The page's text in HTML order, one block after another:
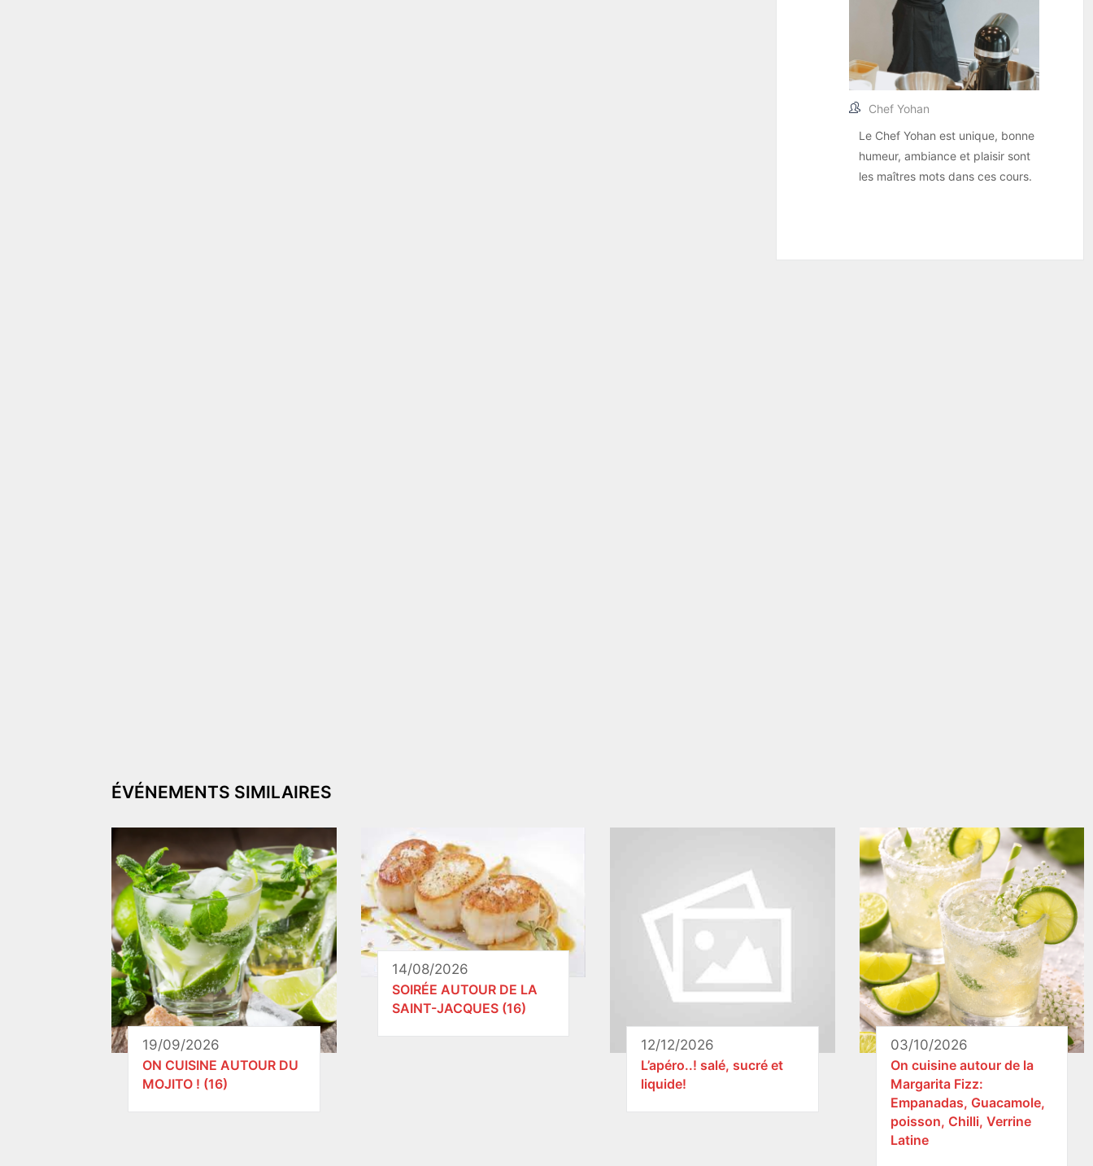
Chef Yohan
Le Chef Yohan est unique, bonne
humeur, ambiance et plaisir sont
les maîtres mots dans ces cours.
ÉVÉNEMENTS SIMILAIRES
19/09/2026
ON CUISINE AUTOUR DU
MOJITO ! (16)
14/08/2026
SOIRÉE AUTOUR DE LA
SAINT-JACQUES (16)
12/12/2026
L’apéro..! salé, sucré et
liquide!
03/10/2026
On cuisine autour de la
Margarita Fizz:
Empanadas, Guacamole,
poisson, Chilli, Verrine
Latine